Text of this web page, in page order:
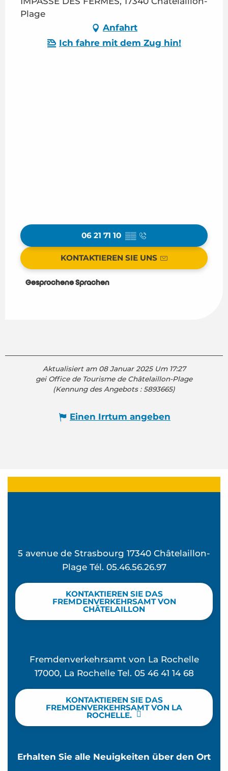
Plage
Anfahrt
Ich fahre mit dem Zug hin!
06 21 71 10 ▒▒
KONTAKTIEREN SIE UNS
Gesprochene Sprachen
Gesprochene Sprachen
Aktualisiert am 08 Januar 2025 Um 17:27
gei Office de Tourisme de Châtelaillon-Plage
(Kennung des Angebots :5893665)
Einen Irrtum angeben
5 avenue de Strasbourg 17340 Châtelaillon-
Plage Tél. 05.46.56.26.97
KONTAKTIEREN SIE DAS
FREMDENVERKEHRSAMT VON
CHÂTELAILLON
Fremdenverkehrsamt von La Rochelle
17000, La Rochelle Tel. 05 46 41 14 68
KONTAKTIEREN SIE DAS
FREMDENVERKEHRSAMT VON LA
ROCHELLE.
Erhalten Sie alle Neuigkeiten über den Ort